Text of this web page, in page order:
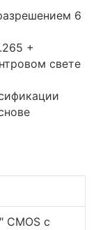
6
+
свете
CMOS с